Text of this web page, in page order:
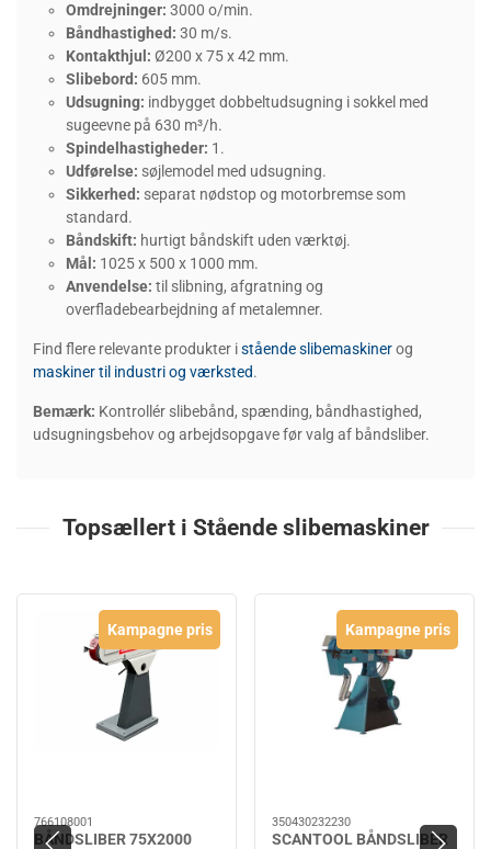
Omdrejninger: 3000 o/min.
Båndhastighed: 30 m/s.
Kontakthjul: Ø200 x 75 x 42 mm.
Slibebord: 605 mm.
Udsugning: indbygget dobbeltudsugning i sokkel med
sugeevne på 630 m³/h.
Spindelhastigheder: 1.
Udførelse: søjlemodel med udsugning.
Sikkerhed: separat nødstop og motorbremse som
standard.
Båndskift: hurtigt båndskift uden værktøj.
Mål: 1025 x 500 x 1000 mm.
Anvendelse: til slibning, afgratning og
overfladebearbejdning af metalemner.
Find flere relevante produkter istående slibemaskinerog
maskiner til industri og værksted.
Bemærk: Kontrollér slibebånd, spænding, båndhastighed,
udsugningsbehov og arbejdsopgave før valg af båndsliber.
Topsællert i Stående slibemaskiner
Kampagne pris
766108001
BÅNDSLIBER 75X2000
Kampagne pris
350430232230
SCANTOOL BÅNDSLIBER